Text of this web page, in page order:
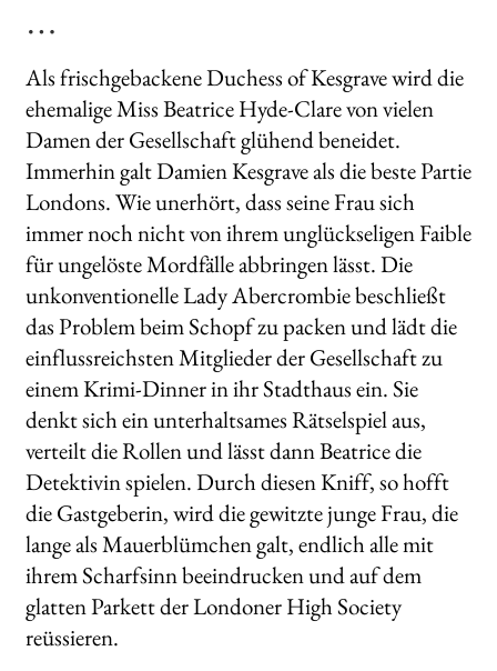
…
Als frischgebackene Duchess of Kesgrave wird die
ehemalige Miss Beatrice Hyde-Clare von vielen
Damen der Gesellschaft glühend beneidet.
Immerhin galt Damien Kesgrave als die beste Partie
Londons. Wie unerhört, dass seine Frau sich
immer noch nicht von ihrem unglückseligen Faible
für ungelöste Mordfälle abbringen lässt. Die
unkonventionelle Lady Abercrombie beschließt
das Problem beim Schopf zu packen und lädt die
einflussreichsten Mitglieder der Gesellschaft zu
einem Krimi-Dinner in ihr Stadthaus ein. Sie
denkt sich ein unterhaltsames Rätselspiel aus,
verteilt die Rollen und lässt dann Beatrice die
Detektivin spielen. Durch diesen Kniff, so hofft
die Gastgeberin, wird die gewitzte junge Frau, die
lange als Mauerblümchen galt, endlich alle mit
ihrem Scharfsinn beeindrucken und auf dem
glatten Parkett der Londoner High Society
reüssieren.